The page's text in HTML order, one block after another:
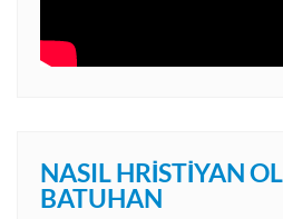
NASIL HRISTIYAN
BATUHAN